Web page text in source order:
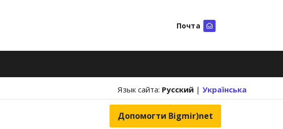
Почта
Язык сайта: Русский | Українська
Допомогти Bigmir)net